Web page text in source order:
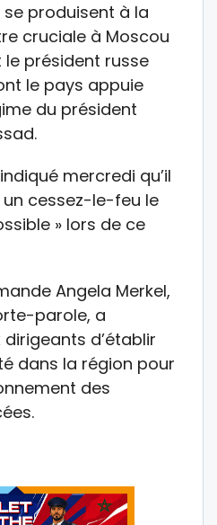
produisent à la
cruciale à Moscou
le président russe
le pays appuie
du président
mercredi qu’il
cessez-le-feu le
» lors de ce
Angela Merkel,
parole, a
d’établir
dans la région pour
des